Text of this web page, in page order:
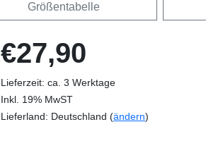
Größentabelle
€27,90
Lieferzeit: ca. 3 Werktage
Inkl. 19% MwST
Lieferland: Deutschland (ändern)